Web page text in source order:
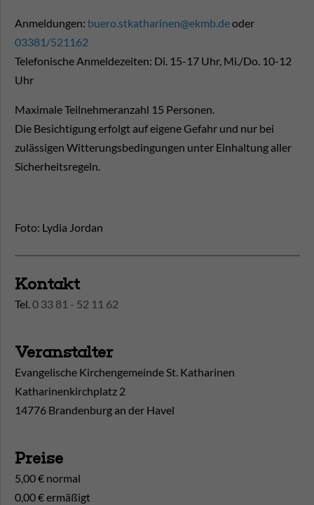
Anmeldungen: buero.stkatharinen@ekmb.deoder
03381/521162
Telefonische Anmeldezeiten: Di. 15-17 Uhr, Mi./Do. 10-12
Uhr
Maximale Teilnehmeranzahl 15 Personen.
Die Besichtigung erfolgt auf eigene Gefahr und nur bei
zulässigen Witterungsbedingungen unter Einhaltung aller
Sicherheitsregeln.
Foto: Lydia Jordan
Kontakt
Tel.0 33 81 - 52 11 62
Veranstalter
Evangelische Kirchengemeinde St. Katharinen
Katharinenkirchplatz 2
14776 Brandenburg an der Havel
Preise
5,00 € normal
0,00 € ermäßigt